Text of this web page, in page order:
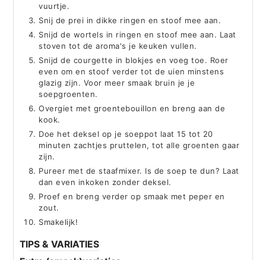
vuurtje.
Snij de prei in dikke ringen en stoof mee aan.
Snijd de wortels in ringen en stoof mee aan. Laat
stoven tot de aroma's je keuken vullen.
Snijd de courgette in blokjes en voeg toe. Roer
even om en stoof verder tot de uien minstens
glazig zijn. Voor meer smaak bruin je je
soepgroenten.
Overgiet met groentebouillon en breng aan de
kook.
Doe het deksel op je soeppot laat 15 tot 20
minuten zachtjes pruttelen, tot alle groenten gaar
zijn.
Pureer met de staafmixer. Is de soep te dun? Laat
dan even inkoken zonder deksel.
Proef en breng verder op smaak met peper en
zout.
Smakelijk!
TIPS & VARIATIES